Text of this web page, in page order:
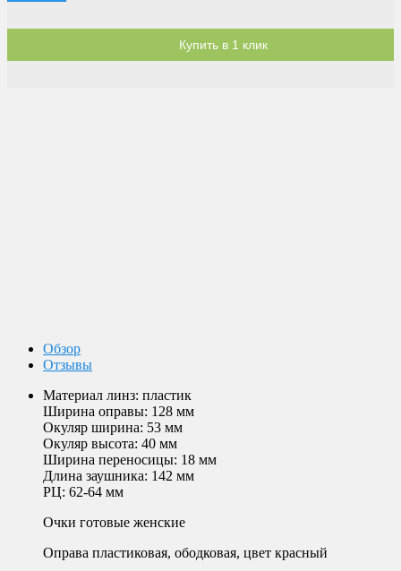
Купить в 1 клик
Обзор
Отзывы
Материал линз: пластик
Ширина оправы: 128 мм
Окуляр ширина: 53 мм
Окуляр высота: 40 мм
Ширина переносицы: 18 мм
Длина заушника: 142 мм
РЦ: 62-64 мм
Очки готовые женские
Оправа пластиковая, ободковая, цвет красный